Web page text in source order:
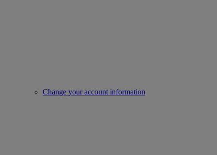
Change your account information